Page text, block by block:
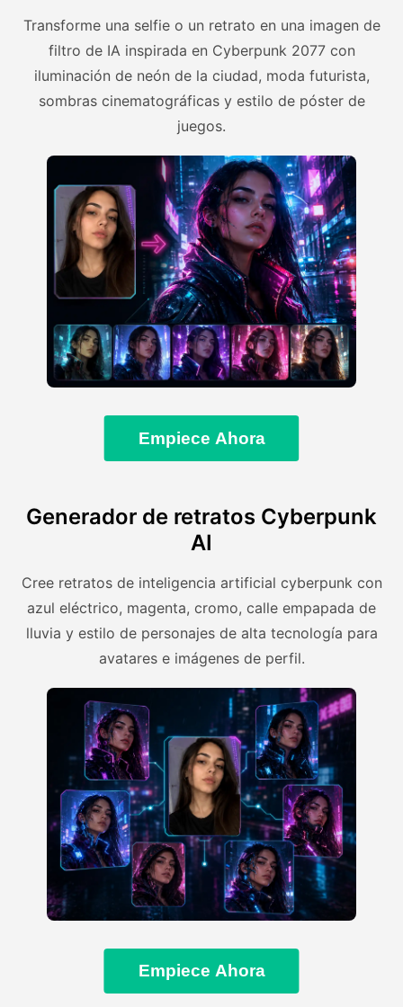
Transforme una selfie o un retrato en una imagen de
filtro de IA inspirada en Cyberpunk 2077 con
iluminación de neón de la ciudad, moda futurista,
sombras cinematográficas y estilo de póster de
juegos.
Empiece Ahora
Generador de retratos Cyberpunk
AI
Cree retratos de inteligencia artificial cyberpunk con
azul eléctrico, magenta, cromo, calle empapada de
lluvia y estilo de personajes de alta tecnología para
avatares e imágenes de perfil.
Empiece Ahora